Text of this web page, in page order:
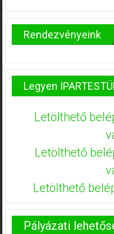
Rendezvényeink
Legyen
Letölthető
Letölthető
Letölthető
Pályázati